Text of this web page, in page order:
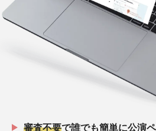
審査不要で誰でも簡単に公演